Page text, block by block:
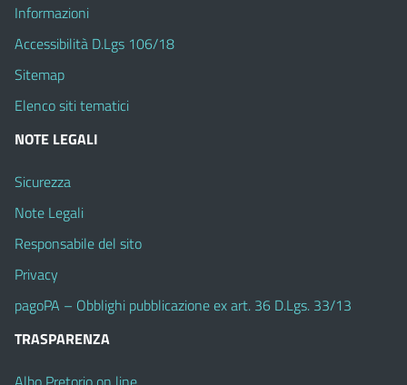
Informazioni
Accessibilità D.Lgs 106/18
Sitemap
Elenco siti tematici
NOTE LEGALI
Sicurezza
Note Legali
Responsabile del sito
Privacy
pagoPA – Obblighi pubblicazione ex art. 36 D.Lgs. 33/13
TRASPARENZA